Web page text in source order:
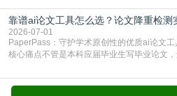
乎一模一样的话，你要是直接复制百度百科
一抓一个准，整段飘红。研究背景、意义和
用问卷调查法““运用SPSS软件进行数据分
靠谱ai论文工具怎么选？论文降重检
2026-07-01
PaperPass：守护学术原创性的优质ai论文
核心痛点不管是本科应届毕业生写毕业论文
自己逐句读逐句改，熬好几个大夜不说，还
率超标，再返工太折腾。现在有了成熟的ai